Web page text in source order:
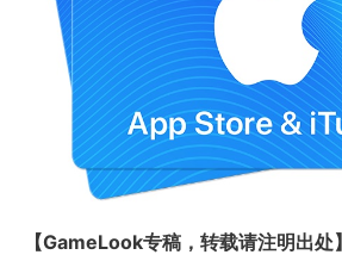
【GameLook专稿，转载请注明出处】